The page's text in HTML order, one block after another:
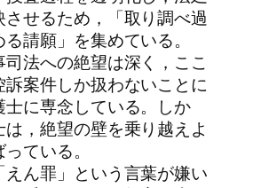
させるため，「取り調べ過
請願」を集めている。
法への絶望は深く，ここ
案件しか扱わないことに
士に専念している。しか
は，絶望の壁を乗り越えよ
ている。
ん罪」という言葉が嫌い